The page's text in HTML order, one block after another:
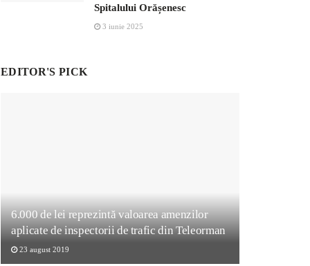
Spitalului Orășenesc
3 iunie 2025
EDITOR'S PICK
6.000 de lei reprezintă valoarea amenzilor
aplicate de inspectorii de trafic din Teleorman
23 august 2019